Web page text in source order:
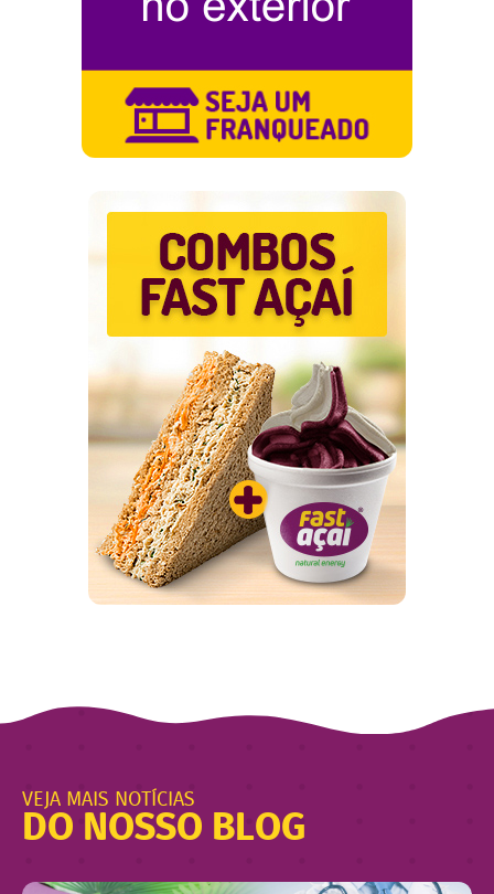
VEJA MAIS NOTÍCIAS
DO NOSSO BLOG